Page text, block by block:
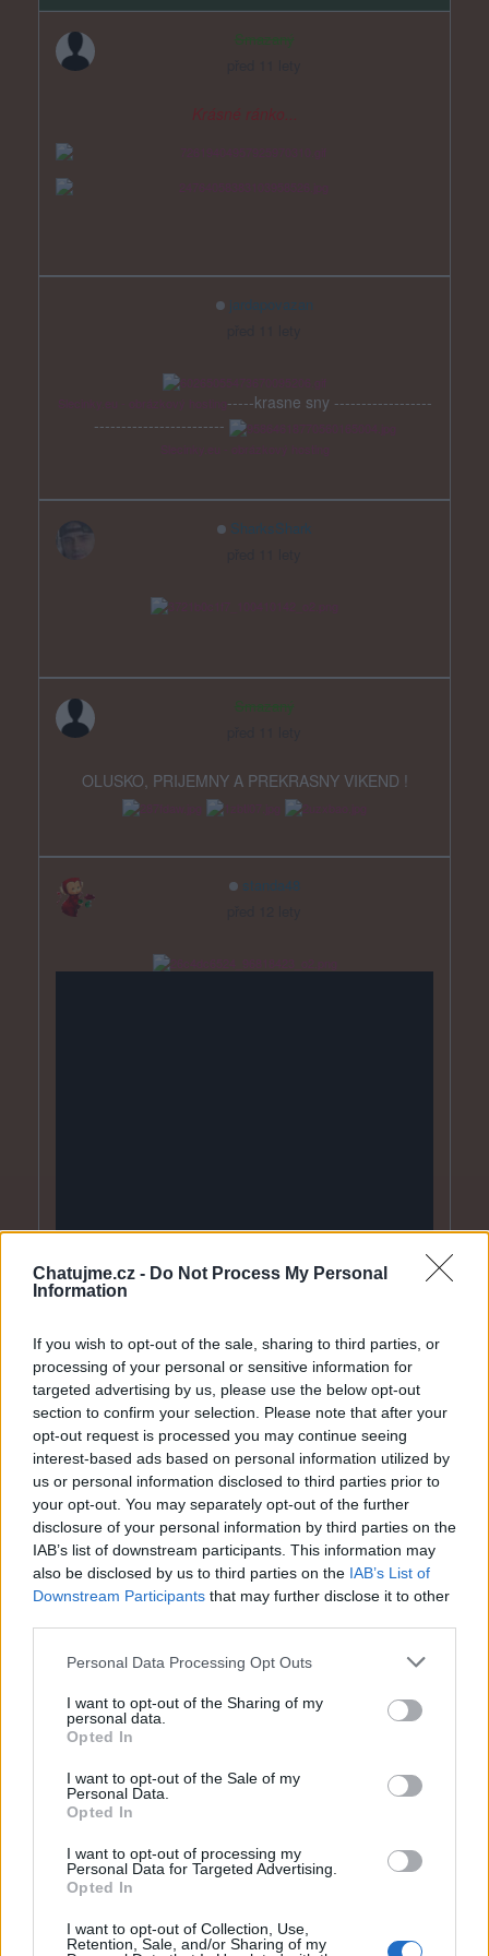
Chatujme.cz - Do Not Process My Personal
Information
If you wish to opt-out of the sale, sharing to third parties, or
processing of your personal or sensitive information for
targeted advertising by us, please use the below opt-out
section to confirm your selection. Please note that after your
opt-out request is processed you may continue seeing
interest-based ads based on personal information utilized by
us or personal information disclosed to third parties prior to
your opt-out. You may separately opt-out of the further
disclosure of your personal information by third parties on the
IAB’s list of downstream participants. This information may
also be disclosed by us to third parties on the IAB’s List of
Downstream Participants that may further disclose it to other
Personal Data Processing Opt Outs
I want to opt-out of the Sharing of my
personal data.
Opted In
I want to opt-out of the Sale of my
Personal Data.
Opted In
I want to opt-out of processing my
Personal Data for Targeted Advertising.
Opted In
I want to opt-out of Collection, Use,
Retention, Sale, and/or Sharing of my
Smazaný
Krásné ránko...
jardapovazan
-----krasne sny ------------------
------------------------
SharksShark
Smazaný
OLUSKO, PRIJEMNY A PREKRASNY VIKEND !
standa48
Smazaný
před 12 lety
OLUSKO, PROTOZE JSEM TO K VIKENDU
NESTACIL, POSILAM TI KVETINY NA NOVY TYDEN
Smazaný
před 12 lety
před 12 lety
imikimi- sharing creativity
Smazaný